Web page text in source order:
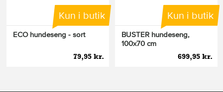
Kun i butik
ECO hundeseng - sort
79,95 kr.
Kun i butik
BUSTER hundeseng,
100x70 cm
699,95 kr.